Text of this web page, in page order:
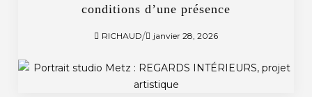
conditions d’une présence
RICHAUD/ janvier 28, 2026